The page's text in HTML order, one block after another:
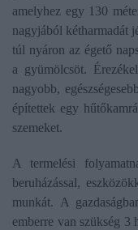
amelyhez egy 130
nagyjából kétharmadát
túl nyáron az égető
a gyümölcsöt.
nagyobb,
építettek egy
szemeket.
A termelési
beruházással,
munkát. A
emberre van szükség 3